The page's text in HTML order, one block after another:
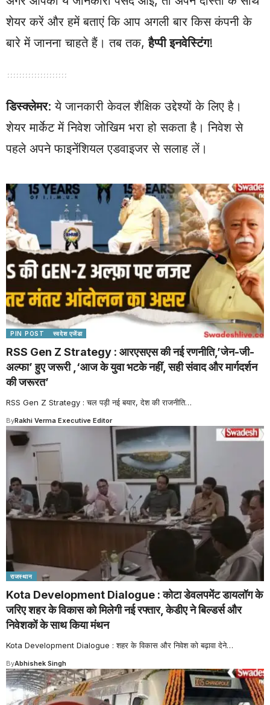
शेयर करें और हमें बताएं कि आप अगली बार किस कंपनी के
बारे में जानना चाहते हैं। तब तक,हैप्पी इनवेस्टिंग!
डिस्क्लेमर: ये जानकारी केवल शैक्षिक उद्देश्यों के लिए है।
शेयर मार्केट में निवेश जोखिम भरा हो सकता है। निवेश से
पहले अपने फाइनेंशियल एडवाइजर से सलाह लें।
PIN POST स्वदेश एजेंडा
RSS Gen Z Strategy : आरएसएस की नई रणनीति,’जेन-जी-
अल्फा’ हुए जरूरी ,‘आज के युवा भटके नहीं, सही संवाद और मार्गदर्शन
की जरूरत’
RSS Gen Z Strategy : चल पड़ी नई बयार, देश की राजनीति…
ByRakhi Verma Executive Editor
राजस्थान
Kota Development Dialogue : कोटा डेवलपमेंट डायलॉग के
जरिए शहर के विकास को मिलेगी नई रफ्तार, केडीए ने बिल्डर्स और
निवेशकों के साथ किया मंथन
Kota Development Dialogue : शहर के विकास और निवेश को बढ़ावा देने…
ByAbhishek Singh